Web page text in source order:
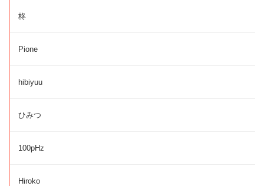
柊
Pione
hibiyuu
ひみつ
100pHz
Hiroko